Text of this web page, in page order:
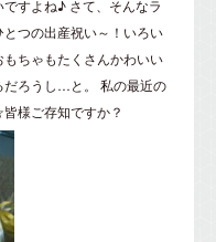
すよね♪ さて、そんなラ
つの出産祝い～！いろい
ちゃもたくさんかわいい
だろうし…と。 私の最近の
様ご存知ですか？